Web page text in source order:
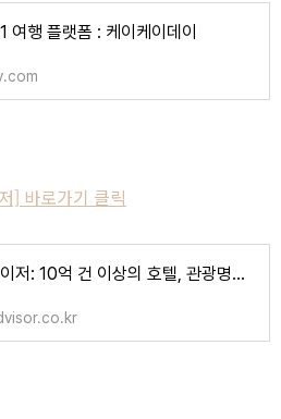
여행 플랫폼 : 케이케이데이
] 바로가기 클릭
트립어드바이저: 10억 건 이상의 호텔, 관광명소, 음식점 리뷰와 포스팅이 모여드는 곳